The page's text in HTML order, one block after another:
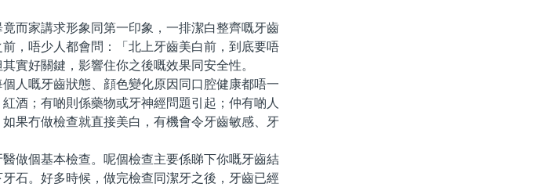
家講求形象同第一印象，一排潔白整齊嘅牙齒
，唔少人都會問：「北上牙齒美白前，到底要唔
實好關鍵，影響住你之後嘅效果同安全性。
嘅牙齒狀態、顔色變化原因同口腔健康都唔一
酒；有啲則係藥物或牙神經問題引起；仲有啲人
果冇做檢查就直接美白，有機會令牙齒敏感、牙
個基本檢查。呢個檢查主要係睇下你嘅牙齒結
石。好多時候，做完檢查同潔牙之後，牙齒已經